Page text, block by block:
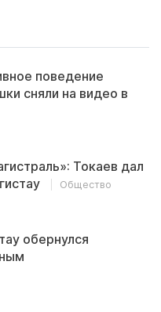
поведение
сняли на видео в
Токаев дал
Общество
обернулся